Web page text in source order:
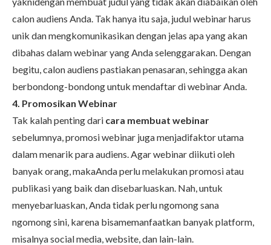
calon audiens Anda. Tak hanya itu saja, judul webinar harus
unik dan mengkomunikasikan dengan jelas apa yang akan
dibahas dalam webinar yang Anda selenggarakan. Dengan
begitu, calon audiens pastiakan penasaran, sehingga akan
berbondong-bondong untuk mendaftar di webinar Anda.
4. Promosikan Webinar
Tak kalah penting dari cara membuat webinar
sebelumnya, promosi webinar juga menjadifaktor utama
dalam menarik para audiens. Agar webinar diikuti oleh
banyak orang, makaAnda perlu melakukan promosi atau
publikasi yang baik dan disebarluaskan. Nah, untuk
menyebarluaskan, Anda tidak perlu ngomong sana
ngomong sini, karena bisamemanfaatkan banyak platform,
misalnya social media, website, dan lain-lain.